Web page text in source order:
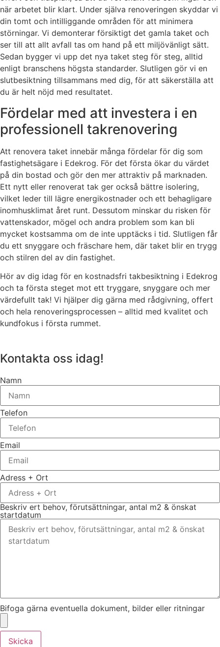
när arbetet blir klart. Under själva renoveringen skyddar vi
din tomt och intilliggande områden för att minimera
störningar. Vi demonterar försiktigt det gamla taket och
ser till att allt avfall tas om hand på ett miljövänligt sätt.
Sedan bygger vi upp det nya taket steg för steg, alltid
enligt branschens högsta standarder. Slutligen gör vi en
slutbesiktning tillsammans med dig, för att säkerställa att
du är helt nöjd med resultatet.
Fördelar med att investera i en
professionell takrenovering
Att renovera taket innebär många fördelar för dig som
fastighetsägare i Edekrog. För det första ökar du värdet
på din bostad och gör den mer attraktiv på marknaden.
Ett nytt eller renoverat tak ger också bättre isolering,
vilket leder till lägre energikostnader och ett behagligare
inomhusklimat året runt. Dessutom minskar du risken för
vattenskador, mögel och andra problem som kan bli
mycket kostsamma om de inte upptäcks i tid. Slutligen får
du ett snyggare och fräschare hem, där taket blir en trygg
och stilren del av din fastighet.
Hör av dig idag för en kostnadsfri takbesiktning i Edekrog
och ta första steget mot ett tryggare, snyggare och mer
värdefullt tak! Vi hjälper dig gärna med rådgivning, offert
och hela renoveringsprocessen – alltid med kvalitet och
kundfokus i första rummet.
Kontakta oss idag!
Namn
Telefon
Email
Adress + Ort
Beskriv ert behov, förutsättningar, antal m2 & önskat
startdatum
Bifoga gärna eventuella dokument, bilder eller ritningar
Skicka